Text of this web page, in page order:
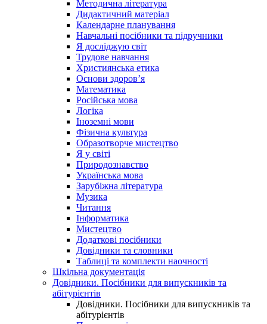
Методична література
Дидактичний матеріал
Календарне планування
Навчальні посібники та підручники
Я досліджую світ
Трудове навчання
Християнська етика
Основи здоров’я
Математика
Російська мова
Логіка
Іноземні мови
Фізична культура
Образотворче мистецтво
Я у світі
Природознавство
Українська мова
Зарубіжна література
Музика
Читання
Інформатика
Мистецтво
Додаткові посібники
Довідники та словники
Таблиці та комплекти наочності
Шкільна документація
Довідники. Посібники для випускників та
абітурієнтів
Довідники. Посібники для випускників та
абітурієнтів